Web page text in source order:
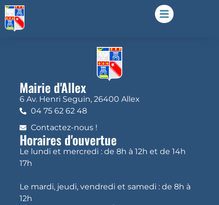
Mairie d'Allex
6 Av. Henri Seguin, 26400 Allex
04 75 62 62 48
Contactez-nous !
Horaires d'ouvertue
Le lundi et mercredi : de 8h à 12h et de 14h
17h
Le mardi, jeudi, vendredi et samedi : de 8h à
12h